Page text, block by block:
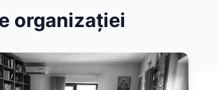
organizației